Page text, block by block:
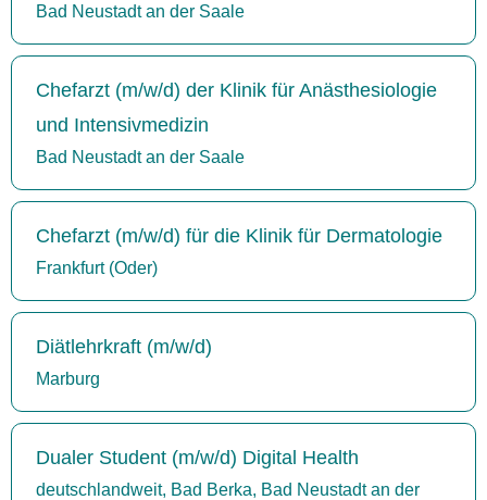
Bad Neustadt an der Saale
Chefarzt (m/w/d) der Klinik für Anästhesiologie
und Intensivmedizin
Bad Neustadt an der Saale
Chefarzt (m/w/d) für die Klinik für Dermatologie
Frankfurt (Oder)
Diätlehrkraft (m/w/d)
Marburg
Dualer Student (m/w/d) Digital Health
deutschlandweit, Bad Berka, Bad Neustadt an der